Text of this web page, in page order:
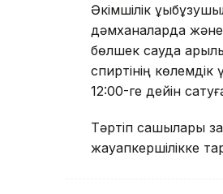
Әкімшілік
дәмханаларда және
бөлшек сауда
спиртінің көлемдік
12:00-ге дейін
Тәртіп сақшылары
жауапкершілікке